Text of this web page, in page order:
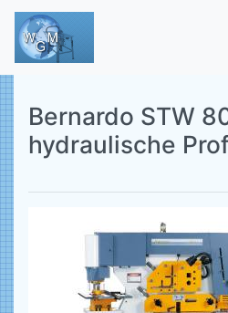
Bernardo STW
hydraulische